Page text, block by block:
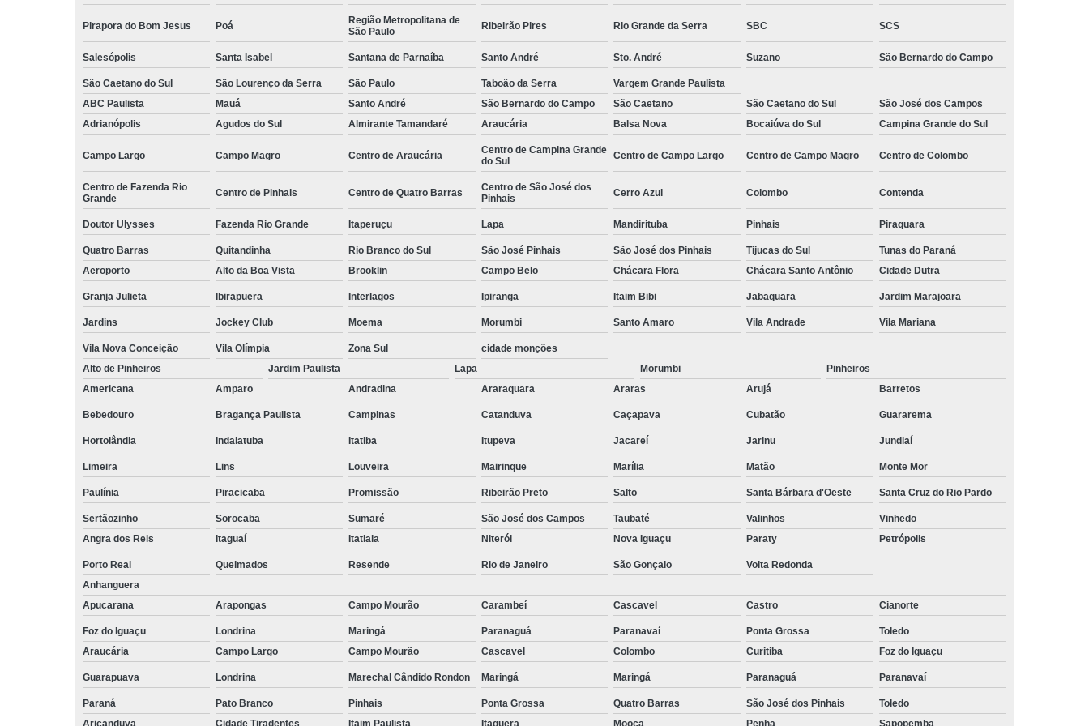
Serviços de
zeladoria
Serviços
terceirizados de
ajudante
Serviços
terceirizados de
Terceirização de
almoxarifes
Terceirização de
cargas e
Terceirização de
conferentes
empilhadeiras
Terceirização de
empilhadeiristas
Terceirização de
facilities
Terceirização de
limpezas
Terceirização de
movimentação
Terceirização de
serviço
Terceirizações
de mão de obra
Empresa de Monitoramento e Segurança
Empresa de Monitoramento Residencial
Empresa Especializada em Monitoramento
Empresa Monitoramento 24 Horas
Empresa Terceirizada de Monitoramento
Empresa de Jardinagem e Paisagismo
Empresa de Paisagismo
Empresa de Paisagismo e Jardinagem Predial
Empresa de Paisagismo Predial
Empresa de Paisagismo Terceirizado
Empresa Especializada em Paisagismo
Empresa Especializada em Paisagismo Predial
Empresa Jardinagem e Paisagismo
Empresa Paisagismo e Jardinagem
Empresa de Consultoria de Recrutamento e Seleção
Empresa de Recrutamento e Seleção de Pessoas
Empresa de Recrutamento e Seleção Mais Próximo de Mim
Empresa de Recrutamento e Seleção Perto de Mim
Empresa de Recrutamento e Seleção Próximo de Mim
Empresa de Seleção e Recrutamento
Empresa Especialista em Recrutamento e Seleção
Empresa Especializada em Recrutamento e Seleção
Empresa Recrutamento e Seleção
Empresa de Terceirização
Empresa de Terceirização de Limpeza
Empresa de Terceirização de Mão de Obra
Empresa de Terceirização de Portaria
Pirapora do Bom Jesus Poá
Região Metropolitana de
São Paulo
Ribeirão Pires Rio Grande da Serra SBC SCS
Salesópolis Santa Isabel Santana de Parnaíba Santo André Sto. André Suzano São Bernardo do Campo
São Caetano do Sul São Lourenço da Serra São Paulo Taboão da Serra
Vargem Grande Paulista
ABC Paulista
Mauá Santo André São Bernardo do Campo São Caetano São Caetano do Sul
São José dos Campos
Adrianópolis
Agudos do Sul Almirante Tamandaré Araucária Balsa Nova Bocaiúva do Sul Campina Grande do Sul
Campo Largo Campo Magro Centro de Araucária
Centro de Campina Grande
do Sul
Centro de Campo Largo Centro de Campo Magro Centro de Colombo
Centro de Fazenda Rio
Grande
Centro de Pinhais Centro de Quatro Barras
Centro de São José dos
Pinhais
Cerro Azul Colombo Contenda
Doutor Ulysses Fazenda Rio Grande Itaperuçu Lapa Mandirituba Pinhais Piraquara
Quatro Barras Quitandinha Rio Branco do Sul São José Pinhais São José dos Pinhais Tijucas do Sul
Tunas do Paraná
Aeroporto
Alto da Boa Vista Brooklin Campo Belo Chácara Flora Chácara Santo Antônio Cidade Dutra
Granja Julieta Ibirapuera Interlagos Ipiranga Itaim Bibi Jabaquara Jardim Marajoara
Jardins Jockey Club Moema Morumbi Santo Amaro Vila Andrade Vila Mariana
Vila Nova Conceição Vila Olímpia Zona Sul
cidade monções
Alto de Pinheiros
Jardim Paulista Lapa Morumbi
Pinheiros
Americana
Amparo Andradina Araraquara Araras Arujá Barretos
Bebedouro Bragança Paulista Campinas Catanduva Caçapava Cubatão Guararema
Hortolândia Indaiatuba Itatiba Itupeva Jacareí Jarinu Jundiaí
Limeira Lins Louveira Mairinque Marília Matão Monte Mor
Paulínia Piracicaba Promissão Ribeirão Preto Salto Santa Bárbara d'Oeste Santa Cruz do Rio Pardo
Sertãozinho Sorocaba Sumaré São José dos Campos Taubaté Valinhos
Vinhedo
Angra dos Reis
Itaguaí Itatiaia Niterói Nova Iguaçu Paraty Petrópolis
Porto Real Queimados Resende Rio de Janeiro São Gonçalo
Volta Redonda
Anhanguera
Apucarana
Arapongas Campo Mourão Carambeí Cascavel Castro Cianorte
Foz do Iguaçu Londrina Maringá Paranaguá Paranavaí Ponta Grossa
Toledo
Araucária
Campo Largo Campo Mourão Cascavel Colombo Curitiba Foz do Iguaçu
Guarapuava Londrina Marechal Cândido Rondon Maringá Maringá Paranaguá Paranavaí
Paraná Pato Branco Pinhais Ponta Grossa Quatro Barras São José dos Pinhais
Toledo
Aricanduva
Cidade Tiradentes Itaim Paulista Itaquera Mooca Penha Sapopemba